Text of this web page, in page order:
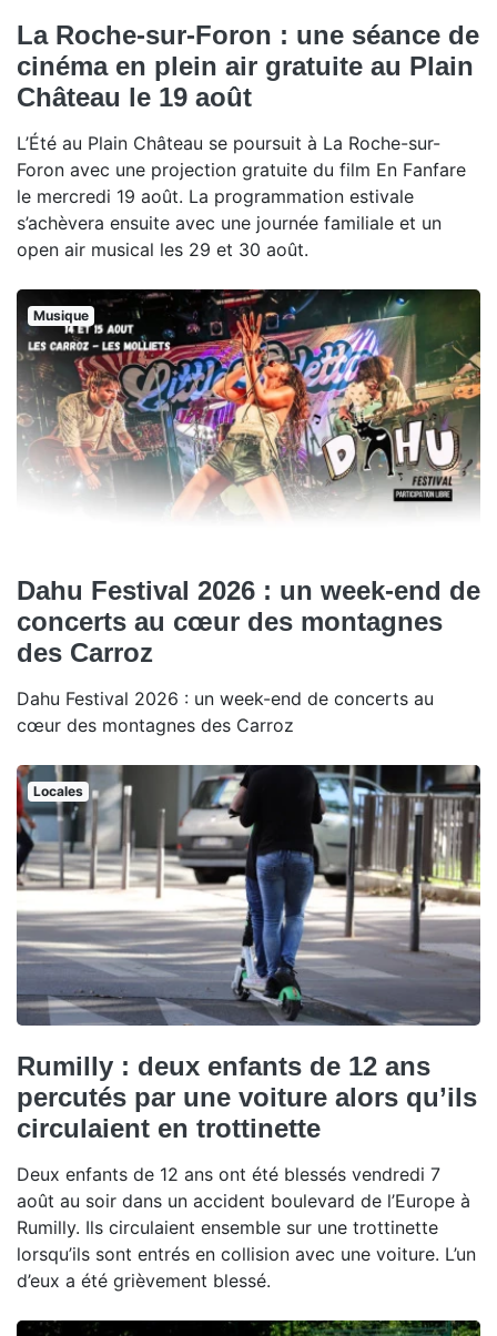
La Roche-sur-Foron : une séance de
cinéma en plein air gratuite au Plain
Château le 19 août
L’Été au Plain Château se poursuit à La Roche-sur-
Foron avec une projection gratuite du film En Fanfare
le mercredi 19 août. La programmation estivale
s’achèvera ensuite avec une journée familiale et un
open air musical les 29 et 30 août.
Musique
Dahu Festival 2026 : un week-end de
concerts au cœur des montagnes
des Carroz
Dahu Festival 2026 : un week-end de concerts au
cœur des montagnes des Carroz
Locales
Rumilly : deux enfants de 12 ans
percutés par une voiture alors qu’ils
circulaient en trottinette
Deux enfants de 12 ans ont été blessés vendredi 7
août au soir dans un accident boulevard de l’Europe à
Rumilly. Ils circulaient ensemble sur une trottinette
lorsqu’ils sont entrés en collision avec une voiture. L’un
d’eux a été grièvement blessé.